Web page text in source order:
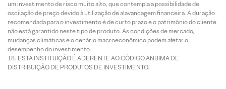
um investimento de risco muito alto, que contempla a possibilidade de
oscilação de preço devido à utilização de alavancagem financeira. A duração
recomendada para o investimento é de curto prazo e o patrimônio do cliente
não está garantido neste tipo de produto. As condições de mercado,
mudanças climáticas e o cenário macroeconômico podem afetar o
desempenho do investimento.
ESTA INSTITUIÇÃO É ADERENTE AO CÓDIGO ANBIMA DE
DISTRIBUIÇÃO DE PRODUTOS DE INVESTIMENTO.